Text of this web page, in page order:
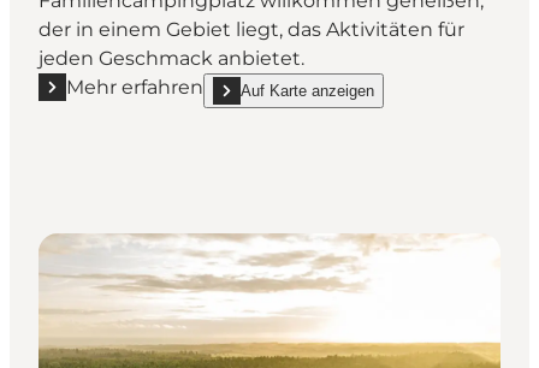
der in einem Gebiet liegt, das Aktivitäten für
jeden Geschmack anbietet.
Mehr erfahren
Mehr erfahren "Hvide Sande Camping"
Auf Karte anzeigen
show Hvide Sande Camping on_map